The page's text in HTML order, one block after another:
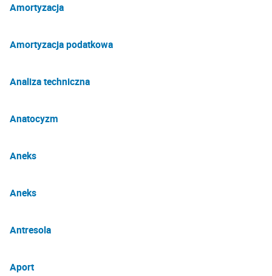
Amortyzacja
Amortyzacja podatkowa
Analiza techniczna
Anatocyzm
Aneks
Aneks
Antresola
Aport